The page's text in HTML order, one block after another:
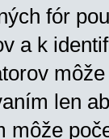
fór
a k
len
môže